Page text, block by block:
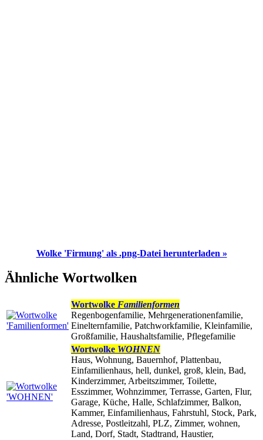
Wolke 'Firmung' als .png-Datei herunterladen »
Ähnliche Wortwolken
Wortwolke Familienformen
Regenbogenfamilie, Mehrgenerationenfamilie,
Einelternfamilie, Patchworkfamilie, Kleinfamilie,
Großfamilie, Haushaltsfamilie, Pflegefamilie
Wortwolke WOHNEN
Haus, Wohnung, Bauernhof, Plattenbau,
Einfamilienhaus, hell, dunkel, groß, klein, Bad,
Kinderzimmer, Arbeitszimmer, Toilette,
Esszimmer, Wohnzimmer, Terrasse, Garten, Flur,
Garage, Küche, Halle, Schlafzimmer, Balkon,
Kammer, Einfamilienhaus, Fahrstuhl, Stock, Park,
Adresse, Postleitzahl, PLZ, Zimmer, wohnen,
Land, Dorf, Stadt, Stadtrand, Haustier,